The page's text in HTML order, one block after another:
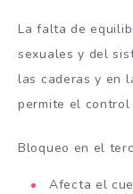
La falta de
sexuales y del
las caderas y en
permite el control
Bloqueo en el
Afecta el